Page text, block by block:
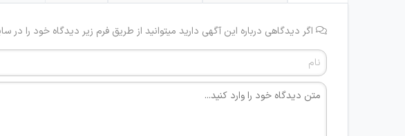
اگر دیدگاهی درباره این آگهی دارید میتوانید از طریق فرم زیر دیدگاه خود را در